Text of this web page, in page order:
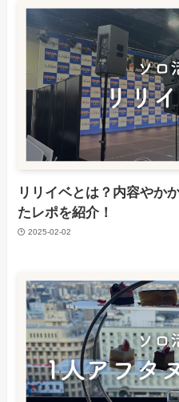
リリイベとは？内容やか
たレポを紹介！
2025-02-02